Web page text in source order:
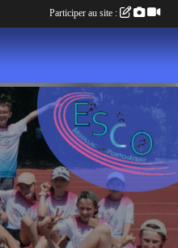
Participer au site :